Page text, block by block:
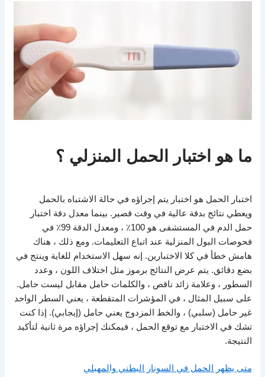
ما هو اختبار الحمل المنزلي ؟
اختبار الحمل هو اختبار يتم إجراؤه في حالة الاشتباه بالحمل
ويعطي نتائج بدقة عالية في وقت قصير. بينما معدل دقة اختبار
حمل الدم في المستشفى هو 100٪ ، ومعدل الدقة 99٪ في
فحوصات البول المنزلية عند اتباع التعليمات. ومع ذلك ، هناك
هامش خطأ في كلا الاختبارين. إنه سهل الاستخدام للغاية وينتج في
بضع دقائق. يتم عرض النتائج برموز مثل اختلاف اللون ، وعدد
السطور ، وعلامة زائد ناقص ، والكلمات حامل مقابل ليست حامل.
على سبيل المثال ، في المؤشرات المتقطعة ، يعني السطر الواحد
غير حامل (سلبي) ، والخط المزدوج يعني حامل (إيجابي). إذا كنت
تشك في الاختبار مع توقع الحمل ، فيمكنك إجراؤه مرة ثانية لتأكيد
النتيجة.
متى يظهر الحمل في السونار البطني والمهبلي